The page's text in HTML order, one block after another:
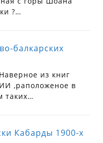
?…
балкарских
из книг
,раположеное в
таких…
Кабарды 1900-х